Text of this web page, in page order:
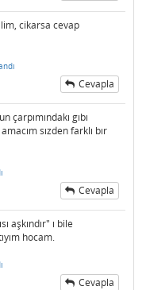
cikarsa cevap
Cevapla
gıbı
sızden farklı bır
Cevapla
aşkındır" ı bile
hocam.
Cevapla